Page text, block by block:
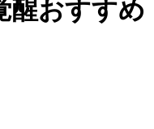
醒おすすめ